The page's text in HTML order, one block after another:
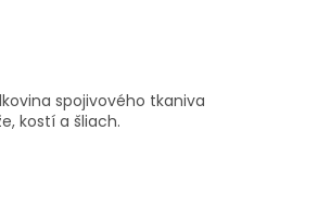
spojivového tkaniva
kostí a šliach.